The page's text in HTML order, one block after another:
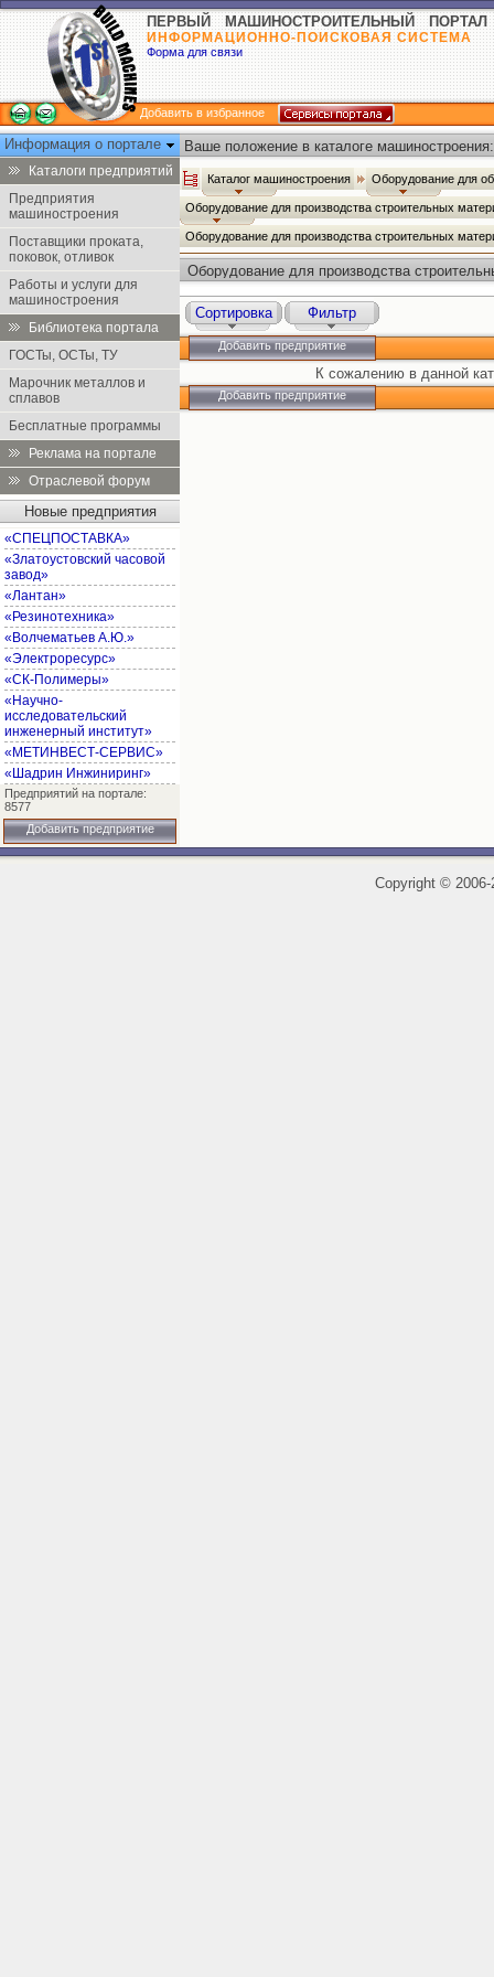
ПЕРВЫЙ МАШИНОСТРОИТЕЛЬНЫЙ ПОРТАЛ
ИНФОРМАЦИОННО-ПОИСКОВАЯ СИСТЕМА
Форма для связи
Добавить в избранное
Информация о портале
Каталоги предприятий
Предприятия
машиностроения
Поставщики проката,
поковок, отливок
Работы и услуги для
машиностроения
Библиотека портала
ГОСТы, ОСТы, ТУ
Марочник металлов и
сплавов
Бесплатные программы
Реклама на портале
Отраслевой форум
Новые предприятия
«СПЕЦПОСТАВКА»
«Златоустовский часовой
завод»
«Лантан»
«Резинотехника»
«Волчематьев А.Ю.»
«Электроресурс»
«СК-Полимеры»
«Научно-
исследовательский
инженерный институт»
«МЕТИНВЕСТ-СЕРВИС»
«Шадрин Инжиниринг»
Предприятий на портале:
8577
Добавить предприятие
Ваше положение в каталоге машиностроения:
Каталог машиностроения Оборудование для
Оборудование для производства строительных
Оборудование для производства строительных
Оборудование для производства
Сортировка Фильтр
Добавить предприятие
К сожалению в данной
Добавить предприятие
Copyright ©